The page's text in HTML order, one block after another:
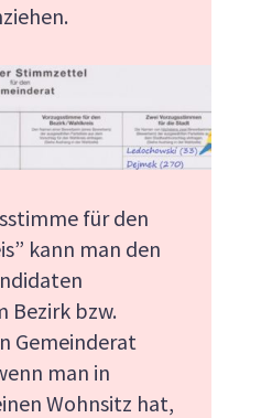
für den
kann man den
Bezirk bzw.
Gemeinderat
man in
Wohnsitz hat,